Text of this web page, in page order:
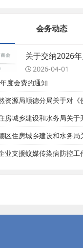
会务动态
关于交纳2026
2026-04-01
度会费的通知
资源局顺德分局关于对
办法》公平竞争审查征
〕93号】
房城乡建设和水务局关
的通知
区住房城乡建设和水务
情防控工作的通知
业支援蚊媒传染病防控工
企业献爱心，协力抗疫情